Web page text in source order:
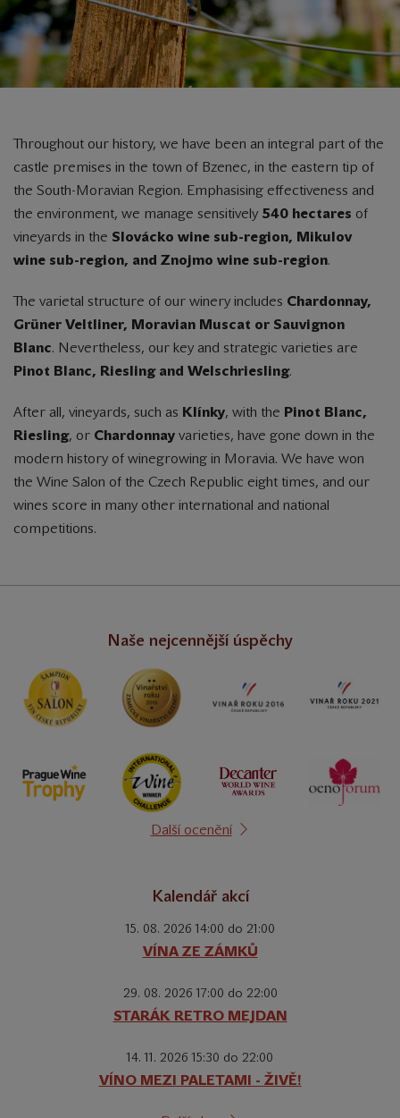
Throughout our history, we have been an integral part of the
castle premises in the town of Bzenec, in the eastern tip of
the South-Moravian Region. Emphasising effectiveness and
the environment, we manage sensitively 540 hectares of
vineyards in the Slovácko wine sub-region, Mikulov
wine sub-region, and Znojmo wine sub-region.
The varietal structure of our winery includes Chardonnay,
Grüner Veltliner, Moravian Muscat or Sauvignon
Blanc. Nevertheless, our key and strategic varieties are
Pinot Blanc, Riesling and Welschriesling.
After all, vineyards, such as Klínky, with the Pinot Blanc,
Riesling, or Chardonnay varieties, have gone down in the
modern history of winegrowing in Moravia. We have won
the Wine Salon of the Czech Republic eight times, and our
wines score in many other international and national
competitions.
Naše nejcennější úspěchy
Další ocenění
Kalendář akcí
15. 08. 2026 14:00 do 21:00
VÍNA ZE ZÁMKŮ
29. 08. 2026 17:00 do 22:00
STARÁK RETRO MEJDAN
14. 11. 2026 15:30 do 22:00
VÍNO MEZI PALETAMI - ŽIVĚ!